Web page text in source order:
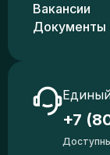
Вакансии
Документы
+7